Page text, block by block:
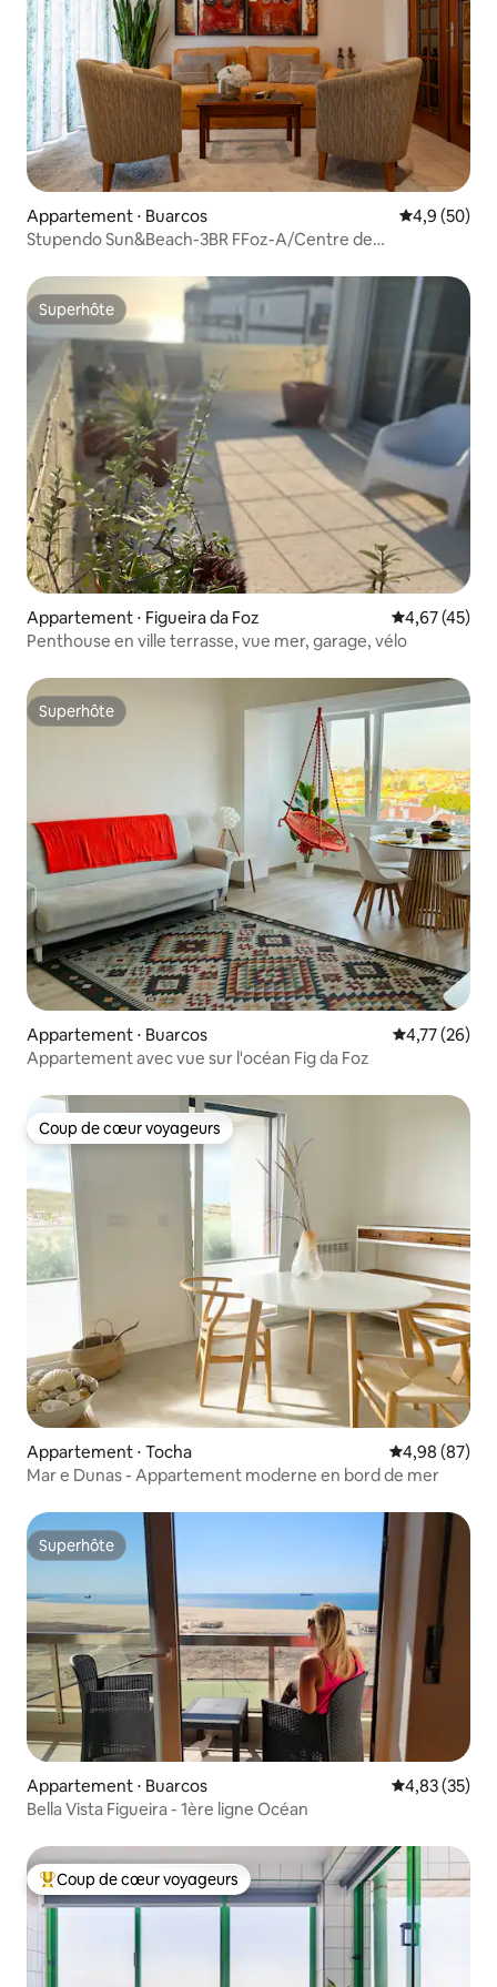
Appartement ⋅ Buarcos Évaluation
4,9 (50)
Stupendo Sun&Beach-3BR FFoz-A/Centre de
Superhôte
Superhôte
Appartement ⋅ Figueira da Foz Évaluation
4,67 (45)
Penthouse en ville terrasse, vue mer, garage, vélo
Superhôte
Superhôte
Appartement ⋅ Buarcos Évaluation
4,77 (26)
Appartement avec vue sur l'océan Fig da Foz
Coup de cœur voyageurs
Coup de cœur voyageurs
Appartement ⋅ Tocha Évaluation
4,98 (87)
Mar e Dunas - Appartement moderne en bord de mer
Superhôte
Superhôte
Appartement ⋅ Buarcos Évaluation
4,83 (35)
Bella Vista Figueira - 1ère ligne Océan
Coups de cœur voyageurs les plus appréciés
Coup de cœur voyageurs